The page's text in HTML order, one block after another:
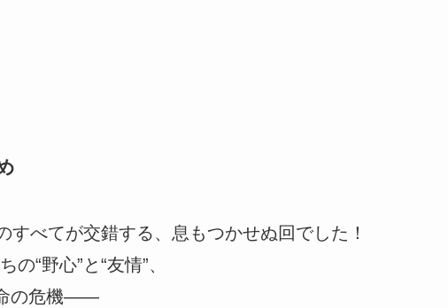
すべてが交錯する、息もつかせぬ回でした！
の“野心”と“友情”、
の危機――